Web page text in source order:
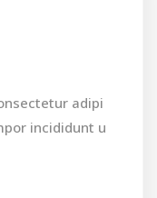
adipi
incididunt u